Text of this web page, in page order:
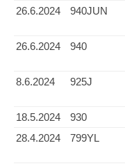
26.6.2024 940JUN
26.6.2024 940
8.6.2024 925J
18.5.2024 930
28.4.2024
799YL